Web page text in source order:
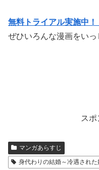
無料トライアル実施中！
ぜひいろんな漫画をいっ
スポ
マンガあらすじ
身代わりの結婚～冷遇され